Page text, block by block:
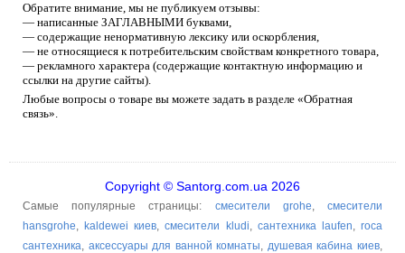
Обратите внимание, мы не публикуем отзывы:
— написанные ЗАГЛАВНЫМИ буквами,
— содержащие ненормативную лексику или оскорбления,
— не относящиеся к потребительским свойствам конкретного товара,
— рекламного характера (содержащие контактную информацию и
ссылки на другие сайты).
Любые вопросы о товаре вы можете задать в разделе «Обратная
связь».
Copyright © Santorg.com.ua 2026
Самые популярные страницы: смесители grohe,смесители
hansgrohe, kaldewei киев,смесители kludi, сантехника laufen,roca
сантехника, аксессуары для ванной комнаты, душевая кабина киев,